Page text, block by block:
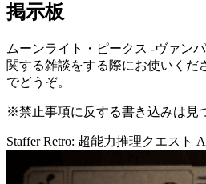
掲示板
ムーンライト・ピークス -ヴァン
関する雑談をする際にお使いくだ
でどうぞ。
※禁止事項に反する書き込みは見
Staffer Retro: 超能力推理クエスト